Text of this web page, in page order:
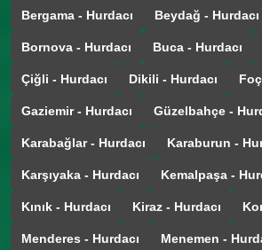
Bergama - Hurdacı Beydağ - Hurdacı
Bornova - Hurdacı Buca - Hurdacı
Çiğli - Hurdacı Dikili - Hurdacı
Gaziemir - Hurdacı Güzelbahçe -
Karabağlar - Hurdacı Karaburun -
Karşıyaka - Hurdacı Kemalpaşa -
Kınık - Hurdacı Kiraz - Hurdacı
Menderes - Hurdacı Menemen -